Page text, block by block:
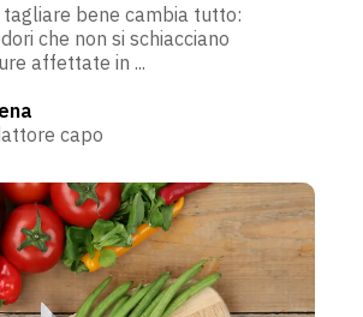
tagliare bene cambia tutto:
che non si schiacciano
affettate in ...
capo